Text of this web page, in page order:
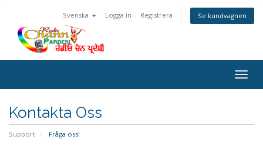
Svenska Logga in Registrera Se kundvagnen
Kontakta Oss
Support Fråga oss!